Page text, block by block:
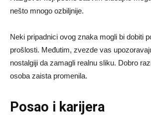
nešto mnogo ozbiljnije.
Neki pripadnici ovog znaka mogli bi dobiti
prošlosti. Međutim, zvezde vas
nostalgiji da zamagli realnu sliku. Dobro
osoba zaista promenila.
Posao i karijera